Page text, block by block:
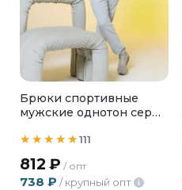
Брюки спортивные
мужские однотон серый
111
812 ₽ / опт
738 ₽ / крупный опт i